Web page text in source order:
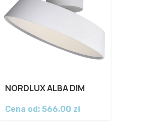
NORDLUX ALBA DIM
Cena od: 566,00 zł